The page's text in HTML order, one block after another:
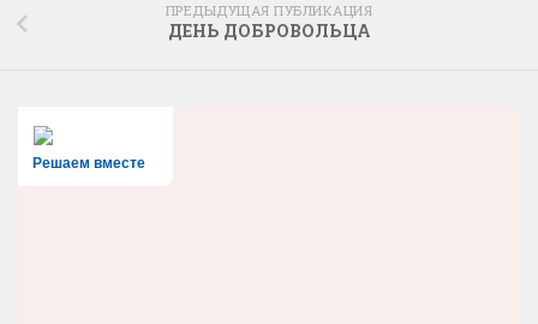
ПРЕДЫДУЩАЯ ПУБЛИКАЦИЯ
ДЕНЬ ДОБРОВОЛЬЦА
Решаем вместе